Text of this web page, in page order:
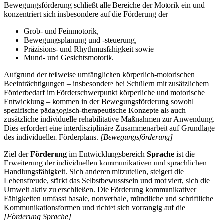
Bewegungsförderung schließt alle Bereiche der Motorik ein und
konzentriert sich insbesondere auf die Förderung der
Grob- und Feinmotorik,
Bewegungsplanung und -steuerung,
Präzisions- und Rhythmusfähigkeit sowie
Mund- und Gesichtsmotorik.
Aufgrund der teilweise umfänglichen körperlich-motorischen
Beeinträchtigungen – insbesondere bei Schülern mit zusätzlichem
Förderbedarf im Förderschwerpunkt körperliche und motorische
Entwicklung – kommen in der Bewegungsförderung sowohl
spezifische pädagogisch-therapeutische Konzepte als auch
zusätzliche individuelle rehabilitative Maßnahmen zur Anwendung.
Dies erfordert eine interdisziplinäre Zusammenarbeit auf Grundlage
des individuellen Förderplans. [Bewegungsförderung]
Ziel derFörderung im Entwicklungsbereich Sprache ist die
Erweiterung der individuellen kommunikativen und sprachlichen
Handlungsfähigkeit. Sich anderen mitzuteilen, steigert die
Lebensfreude, stärkt das Selbstbewusstsein und motiviert, sich die
Umwelt aktiv zu erschließen. Die Förderung kommunikativer
Fähigkeiten umfasst basale, nonverbale, mündliche und schriftliche
Kommunikationsformen und richtet sich vorrangig auf die
[Förderung Sprache]